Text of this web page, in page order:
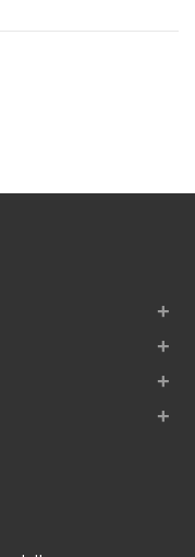
+
+
+
+